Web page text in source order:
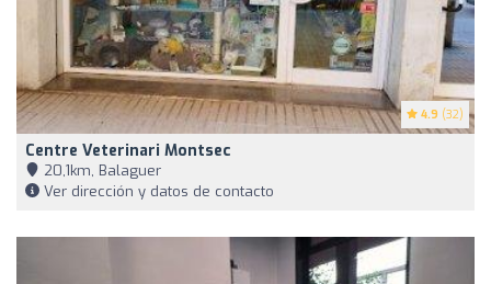
4.9 (32)
Centre Veterinari Montsec
20,1km, Balaguer
Ver dirección y datos de contacto